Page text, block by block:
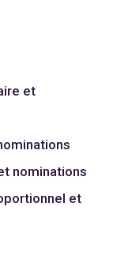
et
nominations
et